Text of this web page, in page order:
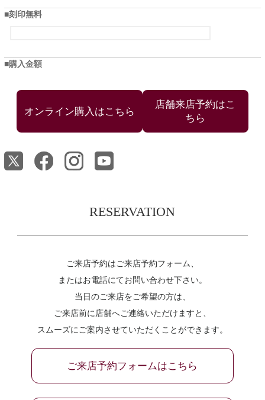
刻印無料
購入金額
店舗来店予約はこ
ちら
RESERVATION
ご来店予約はご来店予約フォーム、
またはお電話にてお問い合わせ下さい。
当日のご来店をご希望の方は、
ご来店前に店舗へご連絡いただけますと、
スムーズにご案内させていただくことができます。
ご来店予約フォームはこちら